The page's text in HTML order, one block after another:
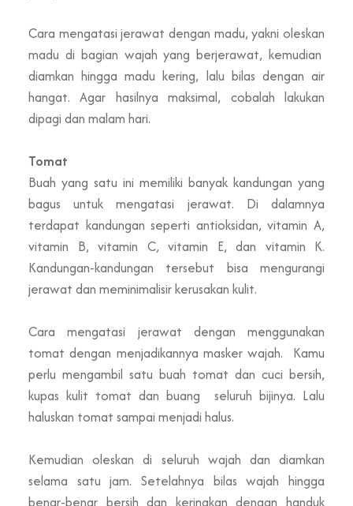
Cara mengatasi jerawat dengan madu, yakni oleskan
madu di bagian wajah yang berjerawat, kemudian
diamkan hingga madu kering, lalu bilas dengan air
hangat. Agar hasilnya maksimal, cobalah lakukan
dipagi dan malam hari.
Tomat
Buah yang satu ini memiliki banyak kandungan yang
bagus untuk mengatasi jerawat. Di dalamnya
terdapat kandungan seperti antioksidan, vitamin A,
vitamin B, vitamin C, vitamin E, dan vitamin K.
Kandungan-kandungan tersebut bisa mengurangi
jerawat dan meminimalisir kerusakan kulit.
Cara mengatasi jerawat dengan menggunakan
tomat dengan menjadikannya masker wajah. Kamu
perlu mengambil satu buah tomat dan cuci bersih,
kupas kulit tomat dan buang seluruh bijinya. Lalu
haluskan tomat sampai menjadi halus.
Kemudian oleskan di seluruh wajah dan diamkan
selama satu jam. Setelahnya bilas wajah hingga
benar-benar bersih dan keringkan dengan handuk